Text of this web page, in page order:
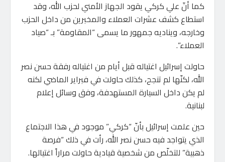
كما أنّ علي كركي يقود الجهاز الأمني لحزب الله، وقد
استطاع كشف عشرات العملاء والمخبرين من داخل الحزب
وخارجه، ويناديه جمهور ما يسمى “المقاومة” بـ “صياد
العملاء”.
حاولت إسرائيل اغتياله قبل أيام من اغتياله رفقة حسن نصر
الله، لكنّها لم تنجح، كذلك حاولت في فبراير الماضي لكنه
لم يكن داخل السيارة المستهدفة، وفق وسائل إعلام
لبنانية.
حين علمت إسرائيل بأنّ “كركي” موجود في هذا الاجتماع
الذي يتواجد فيه حسن نصر الله، رأت في ذلك “فرصة
ذهبية” للتخلّص من شخصية قيادية حاولت مراراً اغتيالها.